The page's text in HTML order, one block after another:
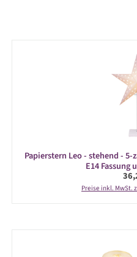
Papierstern Leo - stehend -
E14 Fassung
Preise inkl. MwSt.